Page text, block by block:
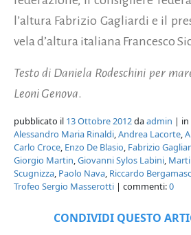
l’altura Fabrizio Gagliardi e il
vela d’altura italiana Francesco
Testo di Daniela Rodeschini per
Leoni Genova.
pubblicato il 13 Ottobre 2012daadmin | in
Alessandro Maria Rinaldi,Andrea Lacorte,
Carlo Croce, Enzo De Blasio, Fabrizio
Giorgio Martin,Giovanni Sylos Labini,
Scugnizza, Paolo Nava, Riccardo
Trofeo Sergio Masserotti | commenti:0
CONDIVIDI QUESTO